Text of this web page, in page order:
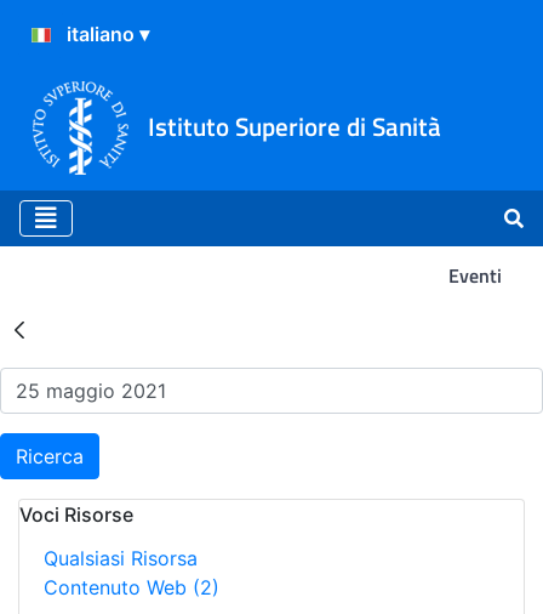
Istituto Superiore di Sanità
Eventi
Risultati della Ricerca -
Ricerca
Voci Risorse
Qualsiasi Risorsa
Contenuto Web (2)